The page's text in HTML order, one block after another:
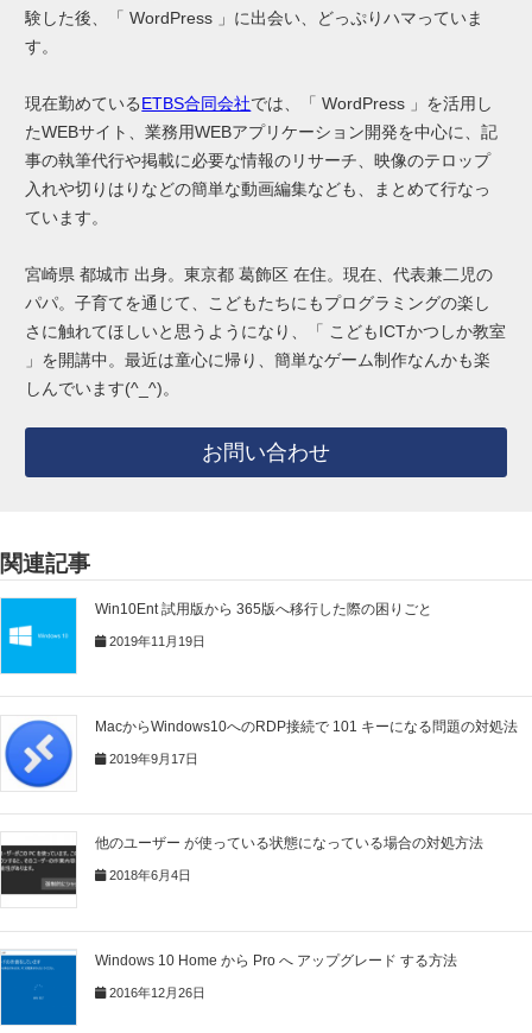
験した後、「 WordPress 」に出会い、どっぷりハマっていま
す。
現在勤めているETBS合同会社では、「 WordPress 」を活用し
たWEBサイト、業務用WEBアプリケーション開発を中心に、記
事の執筆代行や掲載に必要な情報のリサーチ、映像のテロップ
入れや切りはりなどの簡単な動画編集なども、まとめて行なっ
ています。
宮崎県 都城市 出身。東京都 葛飾区 在住。現在、代表兼二児の
パパ。子育てを通じて、こどもたちにもプログラミングの楽し
さに触れてほしいと思うようになり、「 こどもICTかつしか教室
」を開講中。最近は童心に帰り、簡単なゲーム制作なんかも楽
しんでいます(^_^)。
お問い合わせ
関連記事
Win10Ent 試用版から 365版へ移行した際の困りごと
2019年11月19日
MacからWindows10へのRDP接続で 101 キーになる問題の対処法
2019年9月17日
他のユーザー が使っている状態になっている場合の対処方法
2018年6月4日
Windows 10 Home から Pro へ アップグレード する方法
2016年12月26日